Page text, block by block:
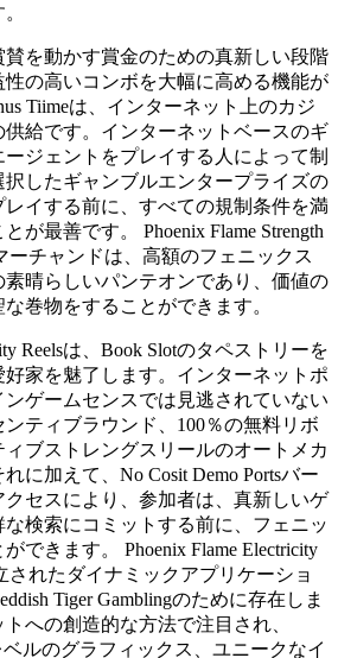
を動かす賞金のための真新しい段階
の高いコンボを大幅に高める機能が
Tiimeは、インターネット上のカジ
供給です。インターネットベースのギ
ジェントをプレイする人によって制
したギャンブルエンタープライズの
イする前に、すべての規制条件を満
が最善です。 Phoenix Flame Strength
ーチャンドは、高額のフェニックス
晴らしいパンテオンであり、価値の
巻物をすることができます。
Reelsは、Book Slotのタペストリーを
家を魅了します。インターネットポ
ゲームセンスでは見逃されていない
ティブラウンド、100％の無料リボ
ブストレングスリールのオートメカ
に加えて、No Cosit Demo Portsバー
セスにより、参加者は、真新しいゲ
検索にコミットする前に、フェニッ
できます。 Phoenix Flame Electricity
されたダイナミックアプリケーショ
Tiger Gamblingのために存在しま
への創造的な方法で注目され、
ベルのグラフィックス、ユニークなイ